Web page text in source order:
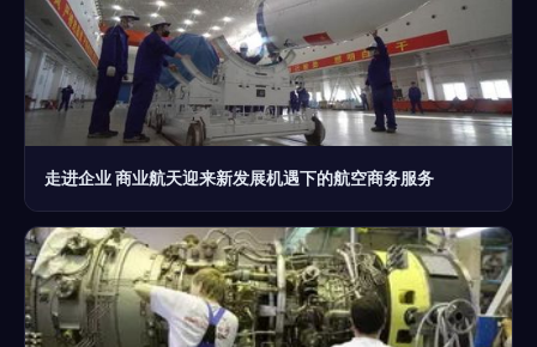
走进企业 商业航天迎来新发展机遇下的航空商务服务